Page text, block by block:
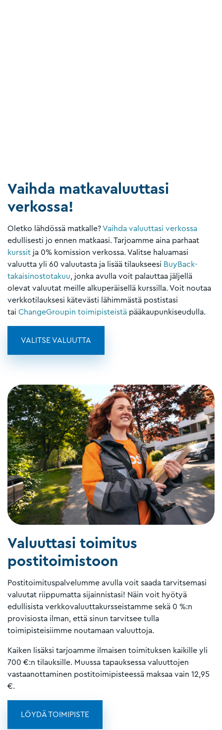
Vaihda matkavaluuttasi
verkossa!
Oletko lähdössä matkalle?Vaihda valuuttasi verkossa
edullisesti jo ennen matkaasi. Tarjoamme aina parhaat
kurssit ja 0% komission verkossa. Valitse haluamasi
valuutta yli 60 valuutasta ja lisää tilaukseesi BuyBack-
takaisinostotakuu, jonka avulla voit palauttaa jäljellä
olevat valuutat meille alkuperäisellä kurssilla. Voit noutaa
verkkotilauksesi kätevästi lähimmästä postistasi
tai ChangeGroupin toimipisteistä pääkaupunkiseudulla.
VALITSE VALUUTTA
Valuuttasi toimitus
postitoimistoon
Postitoimituspalvelumme avulla voit saada tarvitsemasi
valuutat riippumatta sijainnistasi! Näin voit hyötyä
edullisista verkkovaluuttakursseistamme sekä 0 %:n
provisiosta ilman, että sinun tarvitsee tulla
toimipisteisiimme noutamaan valuuttoja.
Kaiken lisäksi tarjoamme ilmaisen toimituksen kaikille yli
700 €:n tilauksille. Muussa tapauksessa valuuttojen
vastaanottaminen postitoimipisteessä maksaa vain 12,95
€.
LÖYDÄ TOIMIPISTE